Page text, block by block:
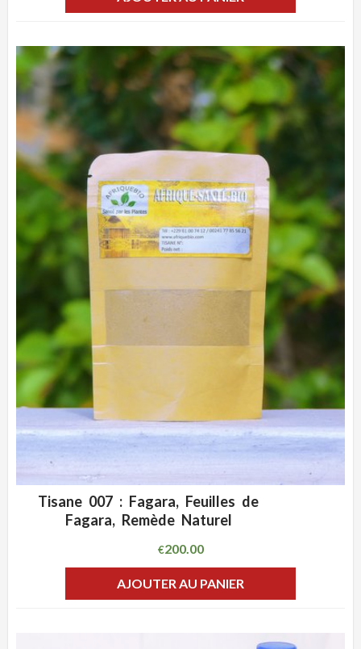
ADD WISHLIST
Tisane 007 : Fagara, Feuilles de
Fagara, Remède Naturel
€200.00
AJOUTER AU PANIER